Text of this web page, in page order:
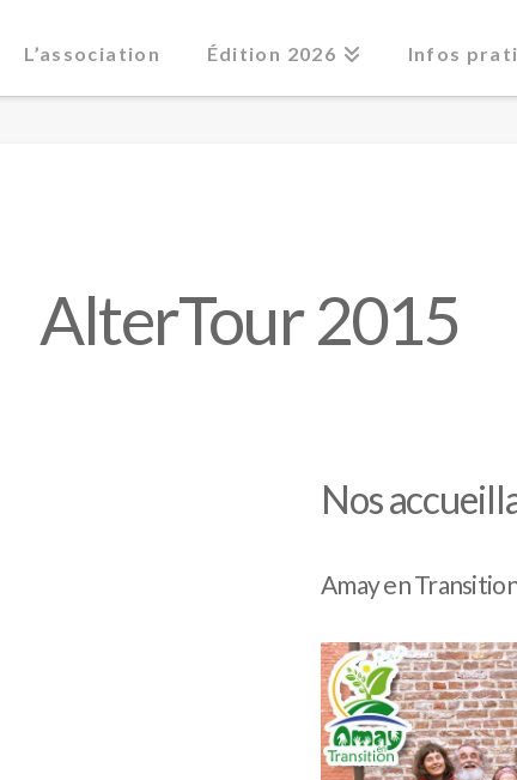
L’association Édition 2026 Infos
AlterTour 2015
Nos
Amay en